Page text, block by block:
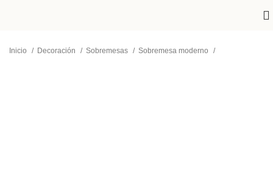
Inicio Decoración Sobremesas Sobremesa moderno